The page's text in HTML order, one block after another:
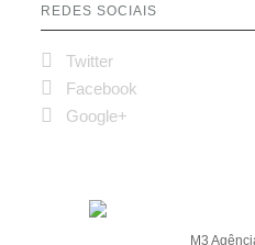
REDES SOCIAIS
 Twitter
 Facebook
 Google+
M3